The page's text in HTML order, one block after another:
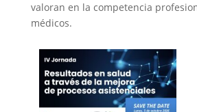
valoran en la competencia
médicos.